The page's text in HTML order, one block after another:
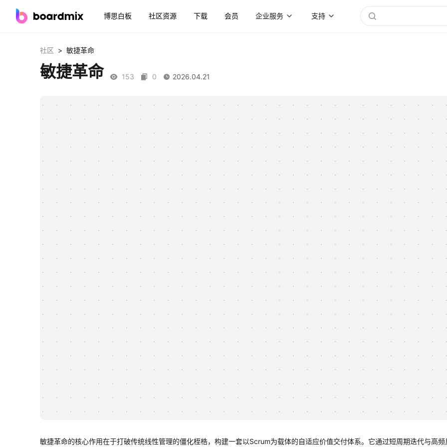
博思白板 社区资源 下载 会员 企业服务 支持
社区 > 敏捷革命
敏捷革命 153 0 2026.04.21
敏捷革命的核心作用在于打破传统线性管理的僵化桎梏，构建一套以Scrum为载体的自适应价值交付体系。它通过短周期迭代与高频